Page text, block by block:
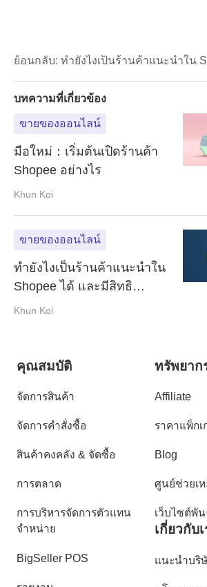
ย้อนกลับ: ทำยังไงเป็นร้านค้าแนะนำใน
บทความที่เกี่ยวข้อง
ขายของออนไลน์
มือใหม่：เริ่มต้นเปิดร้านค้า
Shopee อย่างไร
Khun Koi
ขายของออนไลน์
ทำยังไงเป็นร้านค้าแนะนำใน
Shopee ได้ และมีสิทธิ
ประโยชน์อะไรบ้าง
Khun Koi
คุณสมบัติ
จัดการสินค้า
จัดการคำสั่งซื้อ
สินค้าคงคลัง & จัดซื้อ
การตลาด
การบริหารจัดการตัวแทน
จำหน่าย
BigSeller POS
ทรัพยาก
Affiliate
ราคาแพ็กเ
Blog
ศูนย์ช่วยเ
เว็บไซต์พั
เกี่ยวกับเ
แนะนำบริ